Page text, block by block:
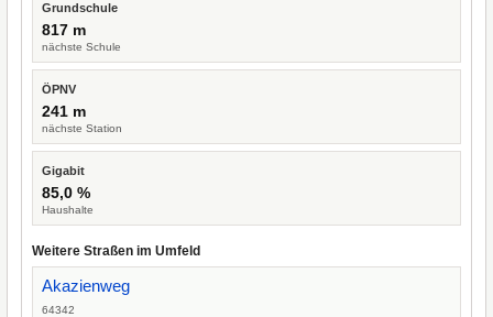
Grundschule
817 m
nächste Schule
ÖPNV
241 m
nächste Station
Gigabit
85,0 %
Haushalte
Weitere Straßen im Umfeld
Akazienweg
64342